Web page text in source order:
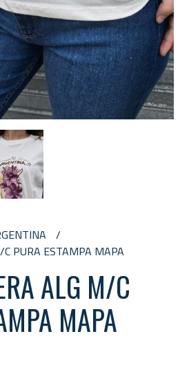
PURA ESTAMPA MAPA
ALG M/C
MAPA